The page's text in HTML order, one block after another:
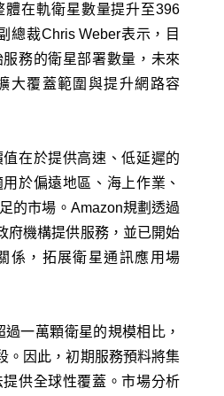
在軌衛星數量提升至396
總裁Chris Weber表示，目
務的衛星部署數量，未來
大覆蓋範圍與提升網路容
在於提供高速、低延遲的
於偏遠地區、海上作業、
的市場。Amazon規劃透過
府機構提供服務，並已開始
係，拓展衛星通訊應用場
一萬顆衛星的規模相比，
。因此，初期服務預料將集
供全球性覆蓋。市場分析